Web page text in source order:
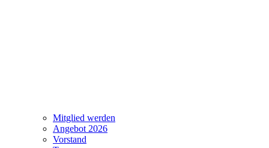
Mitglied werden
Angebot 2026
Vorstand